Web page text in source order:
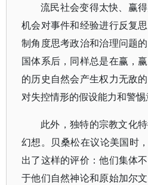
流民社会变得太快、赢
机会对事件和经验进行反复
制角度思考政治和治理问题
国体系后，同样总是在赢，
的历史自然会产生权力无敌
对失控情形的假设能力和警惕
此外，独特的宗教文化
幻想。贝桑松在议论美国时
出了这样的评价：他们集体
于他们自然神论和原始加尔